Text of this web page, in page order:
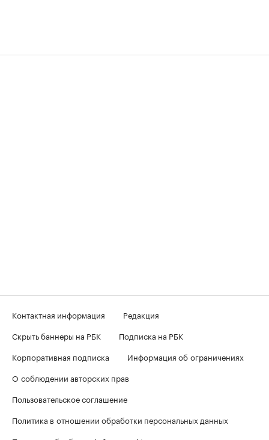
Контактная информация
Редакция
Скрыть баннеры на РБК
Подписка на РБК
Корпоративная подписка
Информация об ограничениях
О соблюдении авторских прав
Пользовательское соглашение
Политика в отношении обработки персональных данных